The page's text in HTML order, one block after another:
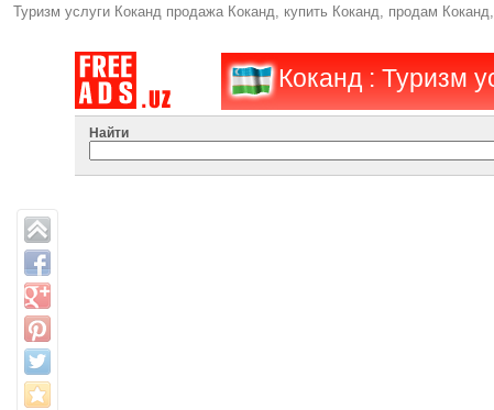
Туризм услуги Коканд продажа Коканд, купить Коканд, продам
Коканд : Туризм
Найти